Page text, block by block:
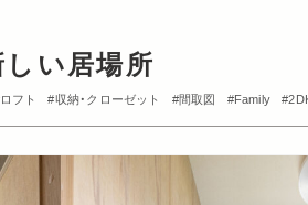
い居場所
ロフト 収納・クローゼット 間取図 Family